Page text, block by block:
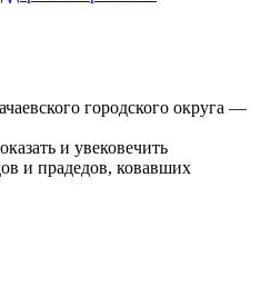
городского округа —
и увековечить
и прадедов, ковавших